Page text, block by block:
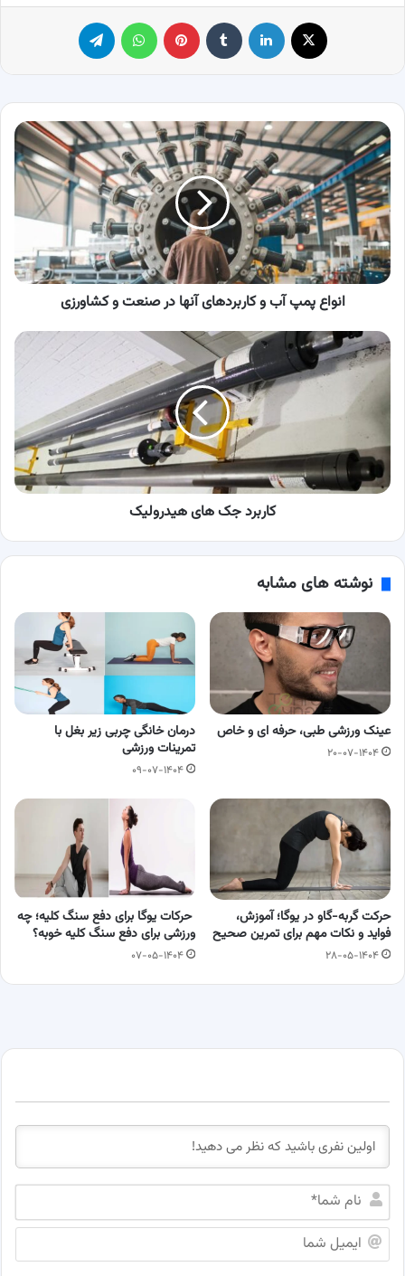
لینکدین ‫تامبلر پینترست
انواع
پمپ
آب
و
کاربردهای
آنها
در
صنعت
و
انواع پمپ آب و کاربردهای آنها در صنعت و کشاورزی
کاربرد
جک
های
هیدرولیک
کاربرد جک های هیدرولیک
نوشته های مشابه
عینک ورزشی طبی، حرفه ای و خاص
۲۰-۰۷-۱۴۰۴
درمان خانگی چربی زیر بغل با
تمرینات ورزشی
۰۹-۰۷-۱۴۰۴
حرکت گربه-گاو در یوگا؛ آموزش،
فواید و نکات مهم برای تمرین صحیح
۲۸-۰۵-۱۴۰۴
حرکات یوگا برای دفع سنگ کلیه؛ چه
ورزشی برای دفع سنگ کلیه خوبه؟
۰۷-۰۵-۱۴۰۴
م
م